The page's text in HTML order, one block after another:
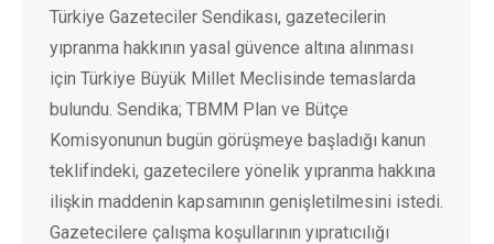
Türkiye Gazeteciler Sendikası, gazetecilerin
yıpranma hakkının yasal güvence altına alınması
için Türkiye Büyük Millet Meclisinde temaslarda
bulundu. Sendika; TBMM Plan ve Bütçe
Komisyonunun bugün görüşmeye başladığı kanun
teklifindeki, gazetecilere yönelik yıpranma hakkına
ilişkin maddenin kapsamının genişletilmesini istedi.
Gazetecilere çalışma koşullarının yıpratıcılığı